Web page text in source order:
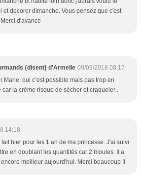
et decorer dimanche. Vous pensez que c'est
d'avance
{disent} d'Armelle 09/03/2018 08:17
Marie, oui c’est possible mais pas trop en
car la crème risque de sécher et craqueler .
14:18
hier pour les 1 an de ma princesse. J'ai suivi
en doublant les quantités car 2 moules. Il a
meilleur aujourd'hui. Merci beaucoup !!